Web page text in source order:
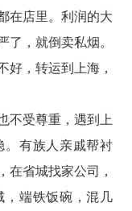
在店里。利润的大
，就倒卖私烟。
好，转运到上海，
不受尊重，遇到上
有族人亲戚帮衬
在省城找家公司，
端铁饭碗，混几